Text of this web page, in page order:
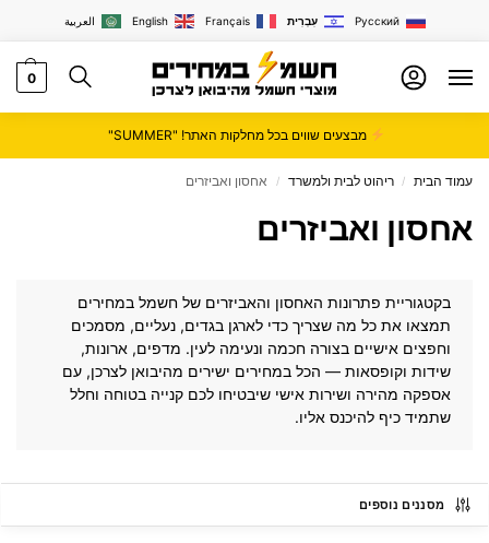
العربية English Français עִבְרִית Русский
0
מבצעים שווים בכל מחלקות האתר! "SUMMER"
עמוד הבית / ריהוט לבית ולמשרד / אחסון ואביזרים
אחסון ואביזרים
בקטגוריית פתרונות האחסון והאביזרים של חשמל במחירים
תמצאו את כל מה שצריך כדי לארגן בגדים, נעליים, מסמכים
וחפצים אישיים בצורה חכמה ונעימה לעין. מדפים, ארונות,
שידות וקופסאות — הכל במחירים ישירים מהיבואן לצרכן, עם
אספקה מהירה ושירות אישי שיבטיחו לכם קנייה בטוחה וחלל
שתמיד כיף להיכנס אליו.
מסננים נוספים